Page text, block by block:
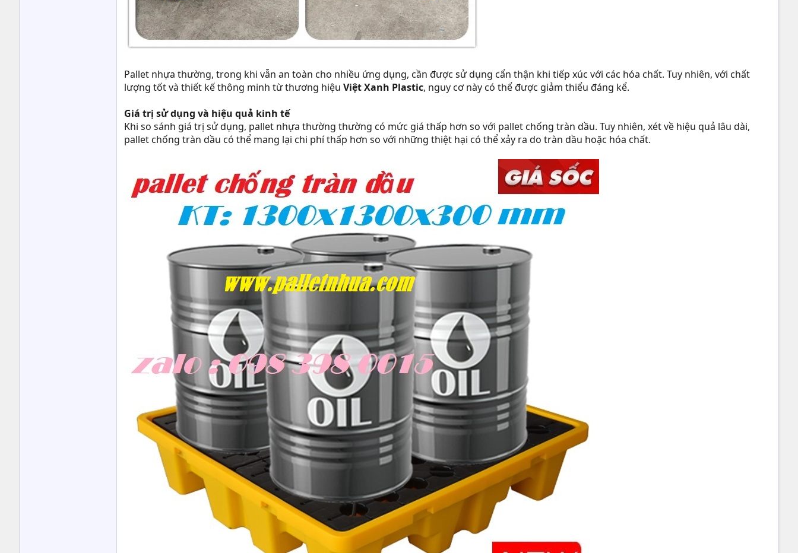
Pallet nhựa thường, trong khi vẫn an toàn cho nhiều ứng dụng, cần được sử dụng cẩn thận khi tiếp xúc với các hóa chất. Tuy nhiên, với chất
lượng tốt và thiết kế thông minh từ thương hiệu Việt Xanh Plastic, nguy cơ này có thể được giảm thiểu đáng kể.
Giá trị sử dụng và hiệu quả kinh tế
Khi so sánh giá trị sử dụng, pallet nhựa thường thường có mức giá thấp hơn so với pallet chống tràn dầu. Tuy nhiên, xét về hiệu quả lâu dài,
pallet chống tràn dầu có thể mang lại chi phí thấp hơn so với những thiệt hại có thể xảy ra do tràn dầu hoặc hóa chất.